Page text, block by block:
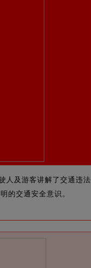
人及游客讲解了交通违法
的交通安全意识。